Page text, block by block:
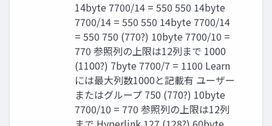
14byte 7700/14 = 550 550 14byte
7700/14 = 550 550 14byte 7700/14
= 550 750 (770?) 10byte 7700/10 =
770 参照列の上限は12列まで 1000
(1100?) 7byte 7700/7 = 1100 Learn
には最大列数1000と記載有 ユーザー
またはグループ 750 (770?) 10byte
7700/10 = 770 参照列の上限は12列